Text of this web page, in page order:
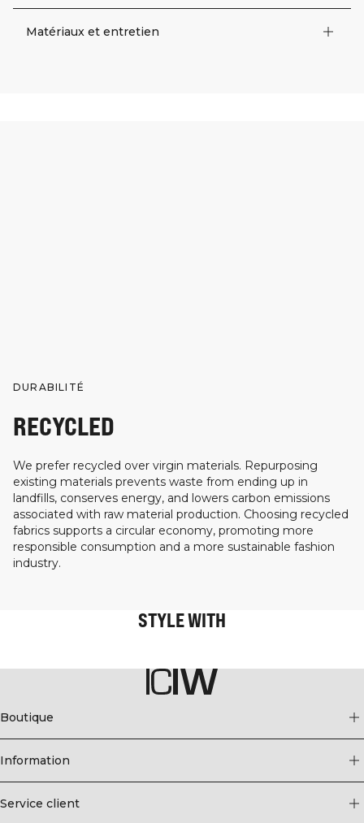
Matériaux et entretien
DURABILITÉ
RECYCLED
We prefer recycled over virgin materials. Repurposing
existing materials prevents waste from ending up in
landfills, conserves energy, and lowers carbon emissions
associated with raw material production. Choosing recycled
fabrics supports a circular economy, promoting more
responsible consumption and a more sustainable fashion
industry.
STYLE WITH
Boutique
Information
Service client